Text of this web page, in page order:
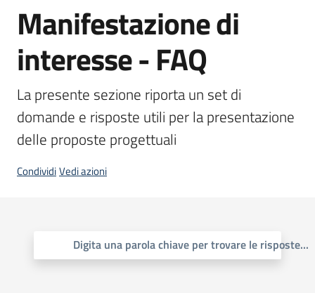
Manifestazione di
interesse - FAQ
La presente sezione riporta un set di
domande e risposte utili per la presentazione
delle proposte progettuali
CondividiVedi azioni
Digita una parola chiave per trovare le risposte...